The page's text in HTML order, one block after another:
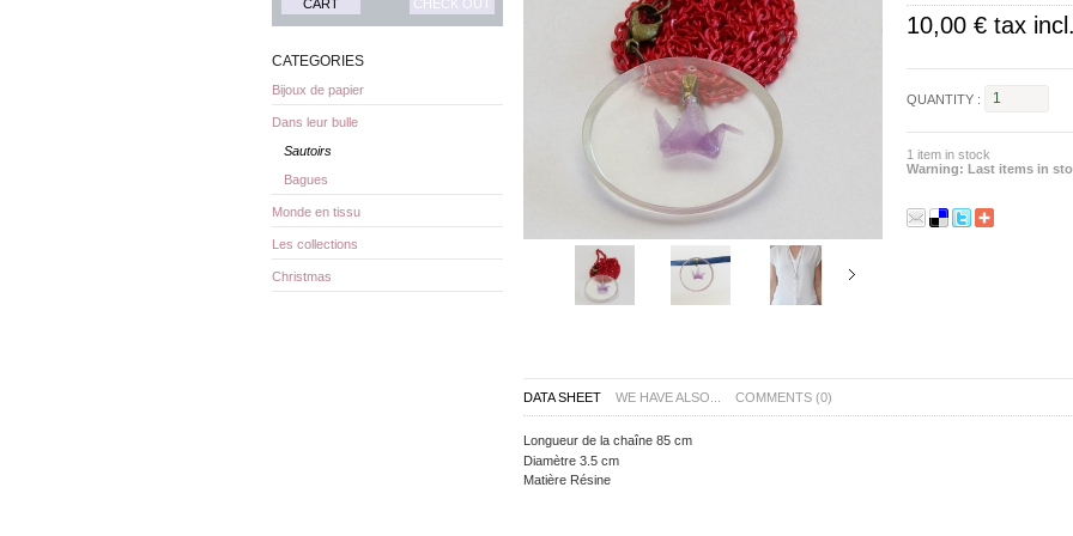
10,00 € tax incl.
QUANTITY :
1 item in stock
Warning: Last items in
DATA SHEET WE HAVE ALSO... COMMENTS (0)
Longueur de la chaîne 85 cm
Diamètre 3.5 cm
Matière Résine
CART CHECK OUT
CATEGORIES
Bijoux de papier
Dans leur bulle
Sautoirs
Bagues
Monde en tissu
Les collections
Christmas